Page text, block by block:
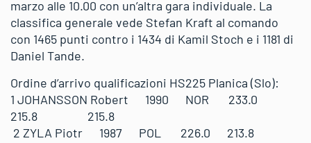
marzo alle 10.00 con un’altra gara individuale. La
classifica generale vede Stefan Kraft al comando
con 1465 punti contro i 1434 di Kamil Stoch e i 1181 di
Daniel Tande.
Ordine d’arrivo qualificazioni HS225 Planica (Slo):
1 JOHANSSON Robert 1990 NOR 233.0
215.8 215.8
2 ZYLA Piotr 1987 POL 226.0 213.8